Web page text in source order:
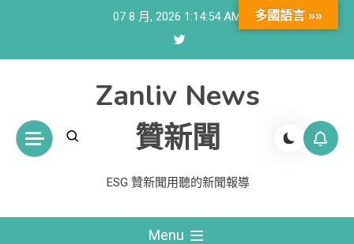
07 8 月, 2026 1:14:56 AM
Zanliv News
贊新聞
ESG 贊新聞用聽的新聞報導
Menu
多國語言 »»